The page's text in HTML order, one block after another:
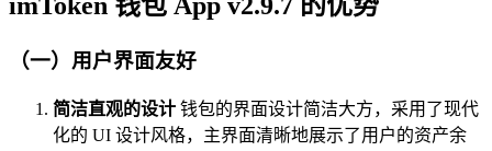
imToken 钱包 App v2.9.7 的优势
（一）用户界面友好
简洁直观的设计 钱包的界面设计简洁大方，采用了现代
化的 UI 设计风格，主界面清晰地展示了用户的资产余